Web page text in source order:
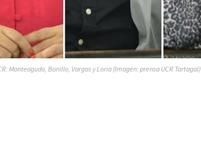
Monteagudo, Bonillo, Vargas y Loria (Imagen: prensa UCR Tartagal)